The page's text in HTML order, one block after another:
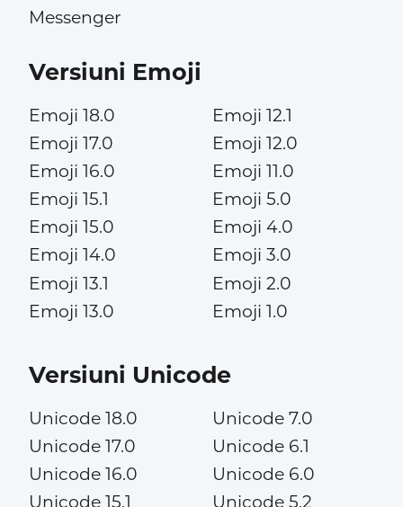
Messenger
Versiuni Emoji
Emoji 18.0
Emoji 17.0
Emoji 16.0
Emoji 15.1
Emoji 15.0
Emoji 14.0
Emoji 13.1
Emoji 13.0
Emoji 12.1
Emoji 12.0
Emoji 11.0
Emoji 5.0
Emoji 4.0
Emoji 3.0
Emoji 2.0
Emoji 1.0
Versiuni Unicode
Unicode 18.0
Unicode 17.0
Unicode 16.0
Unicode 15.1
Unicode 7.0
Unicode 6.1
Unicode 6.0
Unicode 5.2